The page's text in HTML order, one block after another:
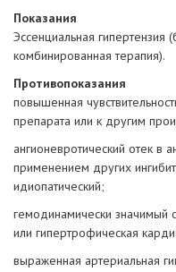
Показания
Эссенциальная гипертензия
комбинированная терапия).
Противопоказания
повышенная
препарата или к другим
ангионевротический отек в
применением других
идиопатический;
гемодинамически значимый
или гипертрофическая
выраженная артериальная